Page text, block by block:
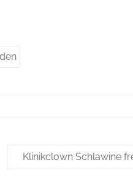
Klinikclown Schlawine